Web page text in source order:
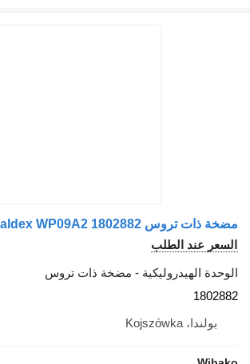
مضخة ذات تروس Haldex WP09A2 1802882
السعر عند الطلب
الوحدة الهيدروليكية - مضخة ذات تروس
1802882
بولندا، Kojszówka